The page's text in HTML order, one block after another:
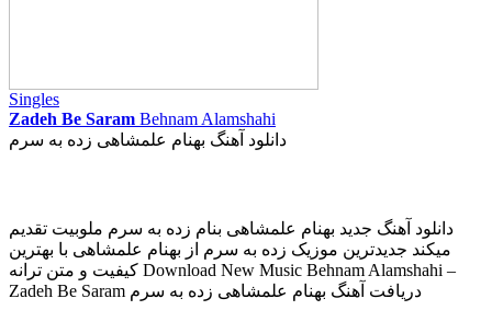
Singles
Zadeh Be Saram Behnam Alamshahi
دانلود آهنگ بهنام علمشاهی زده به سرم
دانلود آهنگ جدید بهنام علمشاهی بنام زده به سرم ملوبیت تقدیم
میکند جدیدترین موزیک زده به سرم از بهنام علمشاهی با بهترین
کیفیت و متن ترانه Download New Music Behnam Alamshahi –
Zadeh Be Saram دریافت آهنگ بهنام علمشاهی زده به سرم